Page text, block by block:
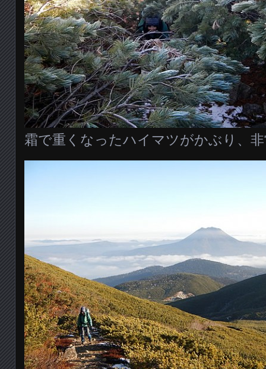
霜で重くなったハイマツがかぶり、